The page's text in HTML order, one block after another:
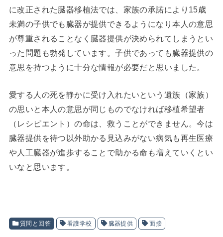
に改正された臓器移植法では、家族の承諾により15歳
未満の子供でも臓器が提供できるようになり本人の意思
が尊重されることなく臓器提供が決められてしまうとい
った問題も勃発しています。子供であっても臓器提供の
意思を持つように十分な情報が必要だと思いました。
愛する人の死を静かに受け入れたいという遺族（家族）
の思いと本人の意思が同じものでなければ移植希望者
（レシピエント）の命は、救うことができません。今は
臓器提供を待つ以外助かる見込みがない病気も再生医療
や人工臓器が進歩することで助かる命も増えていくとい
いなと思います。
質問と回答 看護学校 臓器提供 面接